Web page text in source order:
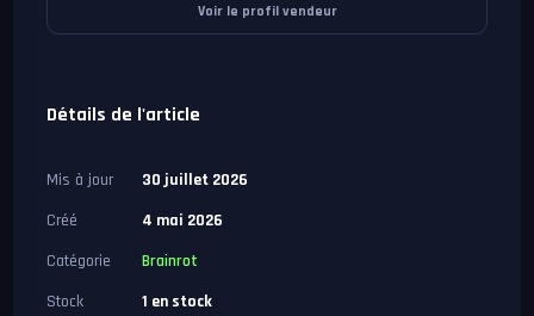
Voir le profil vendeur
Détails de l'article
Mis à jour
30 juillet 2026
Créé
4 mai 2026
Catégorie
Brainrot
Stock
1 en stock